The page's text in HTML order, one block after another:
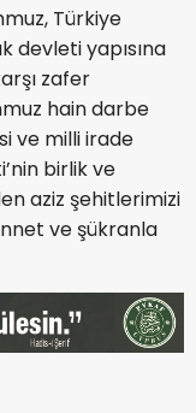
Türkiye
devleti yapısına
zafer
hain darbe
ve milli irade
birlik ve
aziz şehitlerimizi
ve şükranla